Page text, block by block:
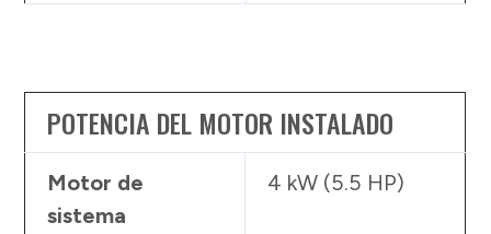
POTENCIA DEL MOTOR INSTALADO
Motor de
sistema
4 kW (5.5 HP)